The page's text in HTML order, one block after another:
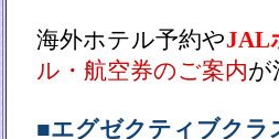
海外ホテル予約やJAL
ル・航空券のご案内が
■エグゼクティブクラ